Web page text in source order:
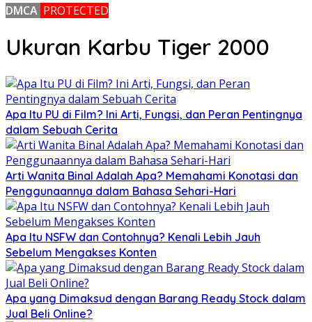
DMCA PROTECTED
Ukuran Karbu Tiger 2000
Apa Itu PU di Film? Ini Arti, Fungsi, dan Peran Pentingnya
dalam Sebuah Cerita
Arti Wanita Binal Adalah Apa? Memahami Konotasi dan
Penggunaannya dalam Bahasa Sehari-Hari
Apa Itu NSFW dan Contohnya? Kenali Lebih Jauh
Sebelum Mengakses Konten
Apa yang Dimaksud dengan Barang Ready Stock dalam
Jual Beli Online?